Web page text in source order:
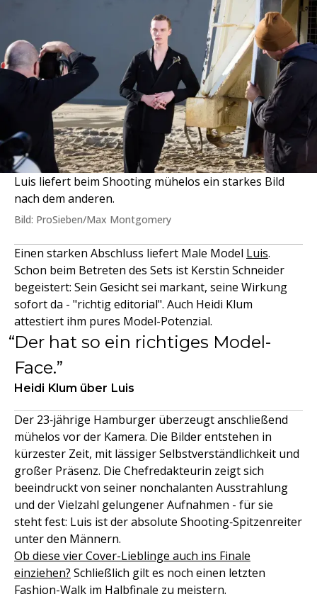
Luis liefert beim Shooting mühelos ein starkes Bild
nach dem anderen.
Bild: ProSieben/Max Montgomery
Einen starken Abschluss liefert Male Model Luis.
Schon beim Betreten des Sets ist Kerstin Schneider
begeistert: Sein Gesicht sei markant, seine Wirkung
sofort da - "richtig editorial". Auch Heidi Klum
attestiert ihm pures Model-Potenzial.
Der hat so ein richtiges Model-
Face.
Heidi Klum über Luis
Der 23‑jährige Hamburger überzeugt anschließend
mühelos vor der Kamera. Die Bilder entstehen in
kürzester Zeit, mit lässiger Selbstverständlichkeit und
großer Präsenz. Die Chefredakteurin zeigt sich
beeindruckt von seiner nonchalanten Ausstrahlung
und der Vielzahl gelungener Aufnahmen - für sie
steht fest: Luis ist der absolute Shooting‑Spitzenreiter
unter den Männern.
Ob diese vier Cover-Lieblinge auch ins Finale
einziehen? Schließlich gilt es noch einen letzten
Fashion-Walk im Halbfinale zu meistern.